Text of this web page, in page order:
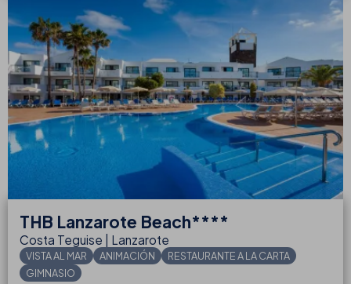
THB Lanzarote Beach****
Costa Teguise | Lanzarote
VISTA AL MAR ANIMACIÓN
RESTAURANTE A LA CARTA
GIMNASIO